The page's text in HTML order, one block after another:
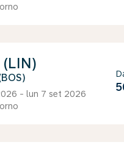
- lun 7 set 2026